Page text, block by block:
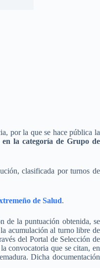
por la que se hace pública la
en la categoría de Grupo de
clasificada por turnos de
de Salud.
de la puntuación obtenida, se
acumulación al turno libre de
del Portal de Selección de
convocatoria que se citan, en
Dicha documentación